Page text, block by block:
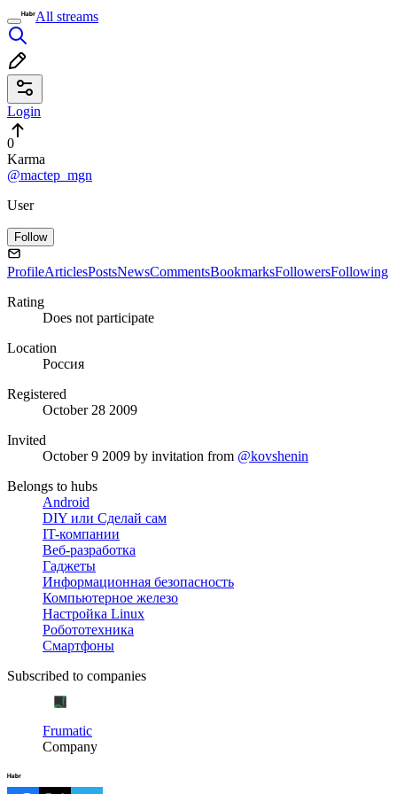
All streams
Login
0
Karma
@mactep_mgn
User
Follow
ProfileArticlesPostsNewsCommentsBookmarksFollowersFollowing
Rating
Does not participate
Location
Россия
Registered
October 28 2009
Invited
October 9 2009 by invitation from @kovshenin
Belongs to hubs
Android
DIY или Сделай сам
IT-компании
Веб-разработка
Гаджеты
Информационная безопасность
Компьютерное железо
Настройка Linux
Робототехника
Смартфоны
Subscribed to companies
Frumatic
Company